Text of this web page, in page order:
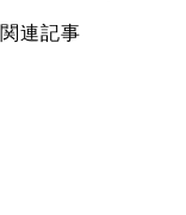
関連記事